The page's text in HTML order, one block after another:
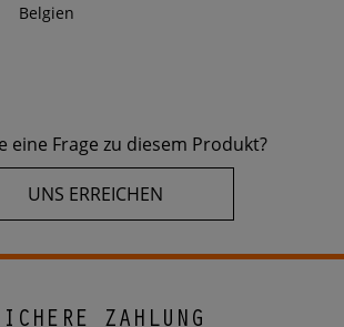
Belgien
eine Frage zu diesem Produkt?
UNS ERREICHEN
ZAHLUNG